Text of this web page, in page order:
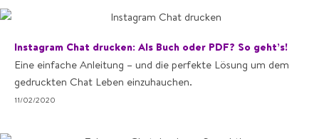
Instagram Chat drucken: Als Buch oder PDF? So geht’s!
Eine einfache Anleitung – und die perfekte Lösung um dem
gedruckten Chat Leben einzuhauchen.
11/02/2020